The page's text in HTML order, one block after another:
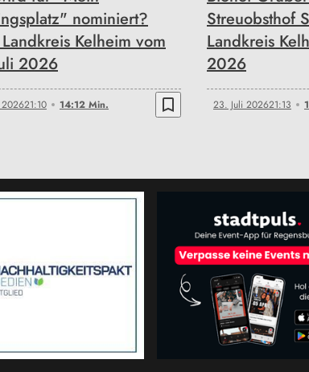
nominiert?
Kelheim vom
2026
202621:10 14:12 Min. bookmark_border
Streuobsthof
Landkreis
2026
23. Juli 202621:13